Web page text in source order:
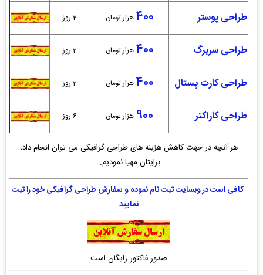
طراحی پوستر 400 هزار تومان 2 روز
طراحی سربرگ 400 هزار تومان 2 روز
طراحی کارت پستال 400 هزار تومان 2 روز
طراحی کاراکتر 900 هزار تومان 6 روز
هر آنچه در جهت کاهش هزینه های طراحی گرافیکی می توان انجام داد،
برایتان مهیا نمودیم.
کافی است در وبسایت ثبت نام نموده و سفارش طراحی گرافیکی خود را ثبت
نمایید
صدور فاکتور رایگان است